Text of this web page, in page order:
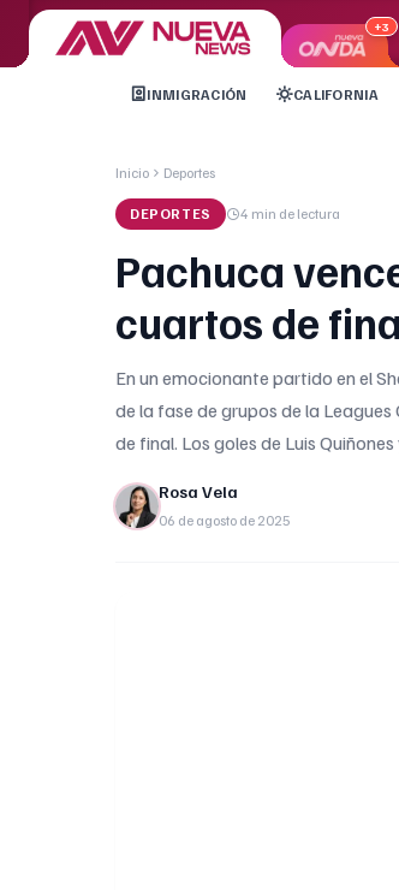
+3
INMIGRACIÓN CALIFORNIA
Inicio Deportes
DEPORTES 4 min de lectura
Pachuca
cuartos de
En un emocionante partido en el
de la fase de grupos de la
de final. Los goles de Luis
Rosa Vela
06 de agosto de 2025